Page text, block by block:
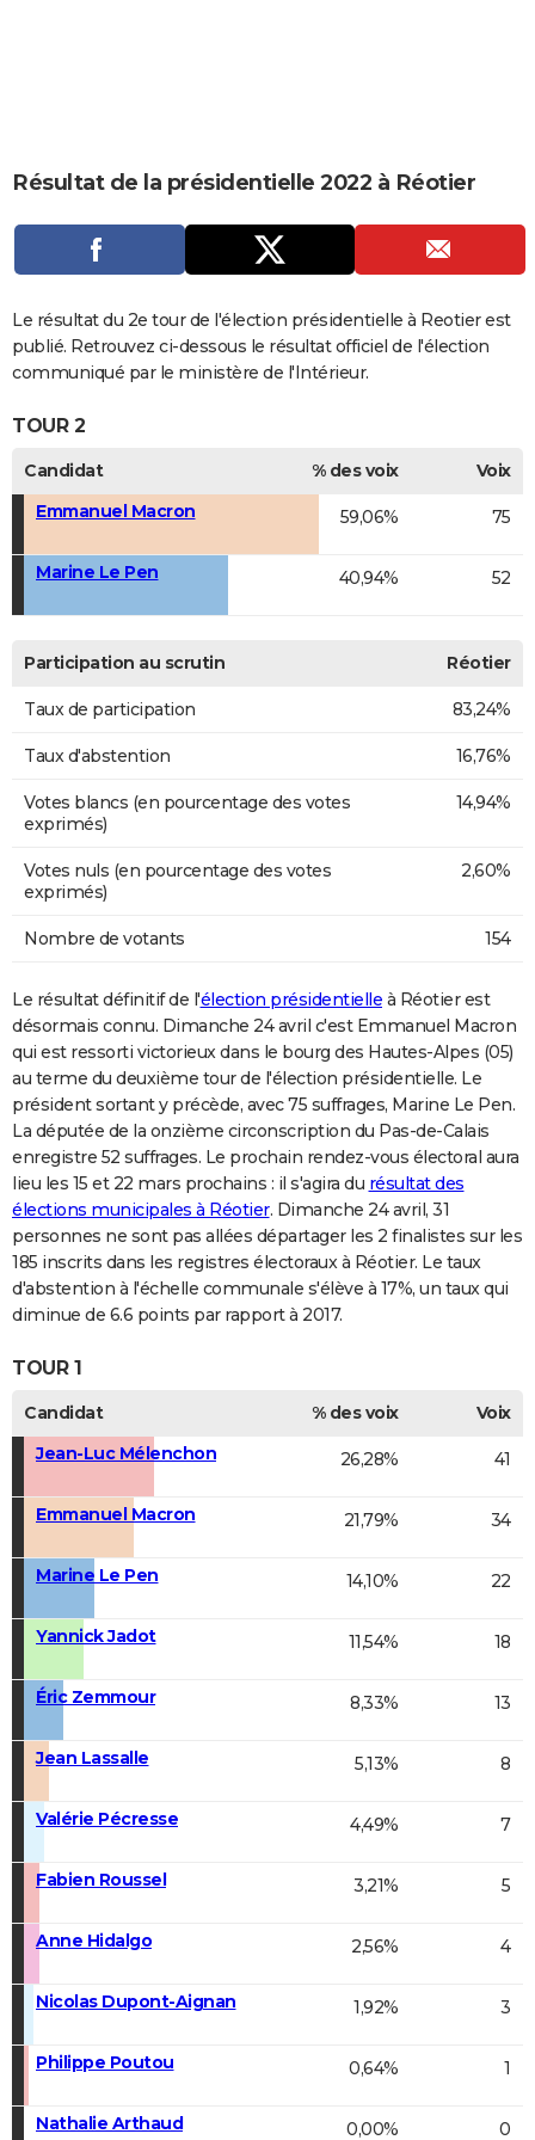
CARTE DE VOEUX
DICTIONNAIRE
Dictionnaire
Biographies
Expressions
Proverbes
PROGRAMME TV
COPAINS D'AVANT
Se connecter
Collèges
Universités
Entreprises
Service militaire
Avis de recherche
AVIS DE DÉCÈS
FORUM
Bricolage
Culture
Television
Voyage
Résultat de la présidentielle 2022 à Réotier
Le résultat du 2e tour de l'élection présidentielle à Reotier est
publié. Retrouvez ci-dessous le résultat officiel de l'élection
communiqué par le ministère de l'Intérieur.
TOUR 2
Candidat % des voix
Voix
Emmanuel Macron
59,06% 75
Marine Le Pen 40,94% 52
Participation au scrutin Réotier
Taux de participation 83,24%
Taux d'abstention 16,76%
Votes blancs (en pourcentage des votes
exprimés)
14,94%
Votes nuls (en pourcentage des votes
exprimés)
2,60%
Nombre de votants 154
Le résultat définitif de l'élection présidentielle à Réotier est
désormais connu. Dimanche 24 avril c'est Emmanuel Macron
qui est ressorti victorieux dans le bourg des Hautes-Alpes (05)
au terme du deuxième tour de l'élection présidentielle. Le
président sortant y précède, avec 75 suffrages, Marine Le Pen.
La députée de la onzième circonscription du Pas-de-Calais
enregistre 52 suffrages. Le prochain rendez-vous électoral aura
lieu les 15 et 22 mars prochains : il s'agira du résultat des
élections municipales à Réotier. Dimanche 24 avril, 31
personnes ne sont pas allées départager les 2 finalistes sur les
185 inscrits dans les registres électoraux à Réotier. Le taux
d'abstention à l'échelle communale s'élève à 17%, un taux qui
diminue de 6.6 points par rapport à 2017.
TOUR 1
Candidat % des voix
Voix
Jean-Luc Mélenchon
26,28% 41
Emmanuel Macron 21,79% 34
Marine Le Pen 14,10% 22
Yannick Jadot 11,54% 18
Éric Zemmour 8,33% 13
Jean Lassalle 5,13% 8
Valérie Pécresse 4,49% 7
Fabien Roussel 3,21% 5
Anne Hidalgo 2,56% 4
Nicolas Dupont-Aignan 1,92% 3
Philippe Poutou 0,64% 1
Nathalie Arthaud 0,00% 0